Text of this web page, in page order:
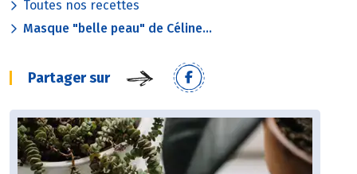
Toutes nos recettes
Masque "belle peau" de Céline...
Partager sur